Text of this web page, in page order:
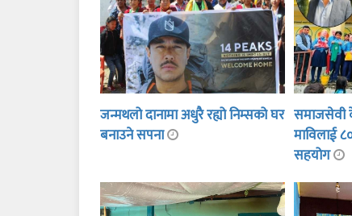
जन्मथलो दानामा अधुरै रह्यो निम्सको घर
बनाउने सपना
समाजसेवी
माविलाई
सहयोग